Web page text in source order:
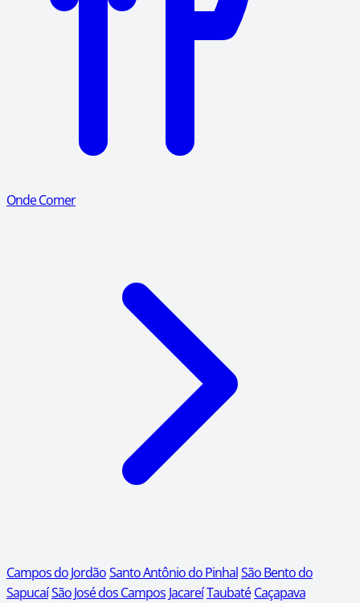
Onde Comer
Campos do JordãoSanto Antônio do PinhalSão Bento do
SapucaíSão José dos Campos JacareíTaubaté Caçapava